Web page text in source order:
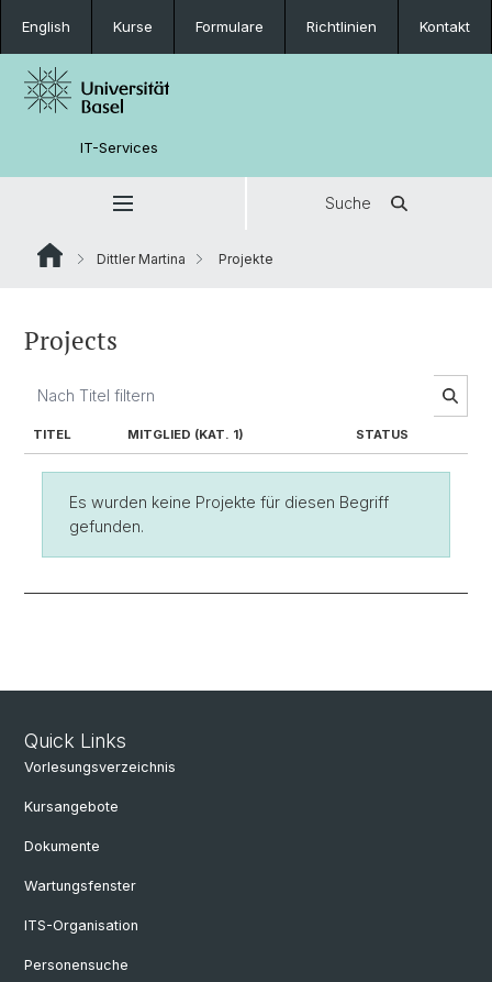
English Kurse Formulare Richtlinien Kontakt
IT-Services
Suche
Dittler Martina Projekte
Projects
TITEL MITGLIED (KAT. 1) STATUS
Es wurden keine Projekte für diesen Begriff
gefunden.
Quick Links
Vorlesungsverzeichnis
Kursangebote
Dokumente
Wartungsfenster
ITS-Organisation
Personensuche